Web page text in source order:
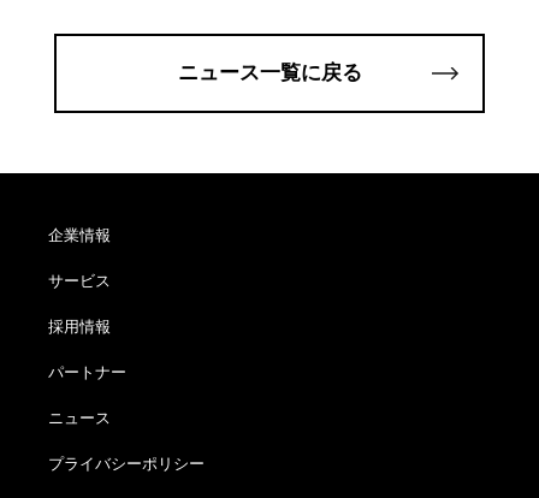
ニュース一覧に戻る
企業情報
サービス
採用情報
パートナー
ニュース
プライバシーポリシー